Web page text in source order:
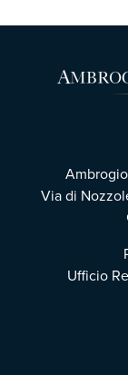
Via di
Ufficio